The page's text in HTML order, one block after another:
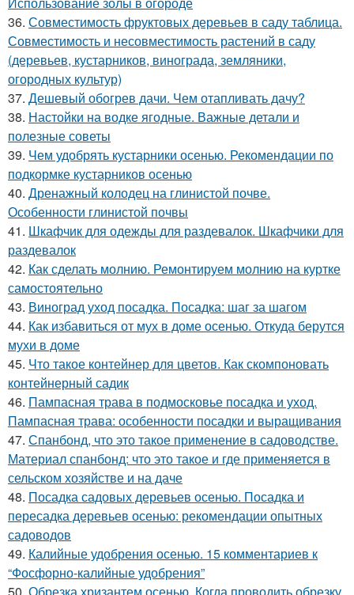
36. Совместимость фруктовых деревьев в саду таблица.
Совместимость и несовместимость растений в саду
(деревьев, кустарников, винограда, земляники,
огородных культур)
37. Дешевый обогрев дачи. Чем отапливать дачу?
38. Настойки на водке ягодные. Важные детали и
полезные советы
39. Чем удобрять кустарники осенью. Рекомендации по
подкормке кустарников осенью
40. Дренажный колодец на глинистой почве.
Особенности глинистой почвы
41. Шкафчик для одежды для раздевалок. Шкафчики для
раздевалок
42. Как сделать молнию. Ремонтируем молнию на куртке
самостоятельно
43. Виноград уход посадка. Посадка: шаг за шагом
44. Как избавиться от мух в доме осенью. Откуда берутся
мухи в доме
45. Что такое контейнер для цветов. Как скомпоновать
контейнерный садик
46. Пампасная трава в подмосковье посадка и уход.
Пампасная трава: особенности посадки и выращивания
47. Спанбонд, что это такое применение в садоводстве.
Материал спанбонд: что это такое и где применяется в
сельском хозяйстве и на даче
48. Посадка садовых деревьев осенью. Посадка и
пересадка деревьев осенью: рекомендации опытных
садоводов
49. Калийные удобрения осенью. 15 комментариев к
“Фосфорно-калийные удобрения”